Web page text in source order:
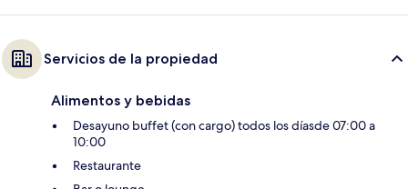
Servicios de la propiedad
Alimentos y bebidas
Desayuno buffet (con cargo) todos los díasde 07:00 a
10:00
Restaurante